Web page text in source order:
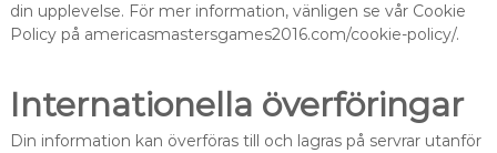
din upplevelse. För mer information, vänligen se vår Cookie
Policy på americasmastersgames2016.com/cookie-policy/.
Internationella överföringar
Din information kan överföras till och lagras på servrar utanför